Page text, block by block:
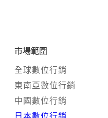
市場範圍
全球數位行銷
東南亞數位行銷
中國數位行銷